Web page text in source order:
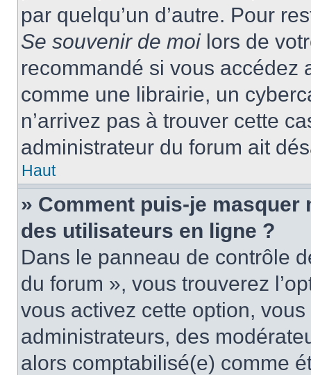
par quelqu’un d’autre. Pour
Se souvenir de moilors de
recommandé si vous accédez
comme une librairie, un
n’arrivez pas à trouver cette
administrateur du forum ait
Haut
» Comment puis-je masquer
des utilisateurs en ligne ?
Dans le panneau de contrôle
du forum », vous trouverez
vous activez cette option,
administrateurs, des
alors comptabilisé(e) comme